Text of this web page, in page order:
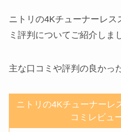
ニトリの4Kチューナーレス
ミ評判についてご紹介しま
主な口コミや評判の良かっ
ニトリの4Kチューナーレ
コミレビュ